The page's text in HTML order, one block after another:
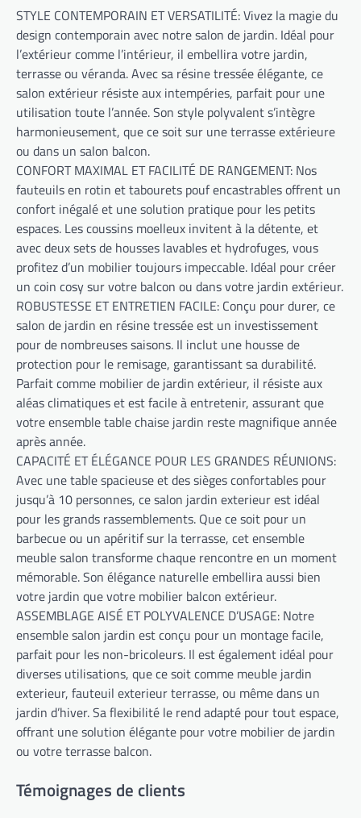
STYLE CONTEMPORAIN ET VERSATILITÉ: Vivez la magie du
design contemporain avec notre salon de jardin. Idéal pour
l’extérieur comme l’intérieur, il embellira votre jardin,
terrasse ou véranda. Avec sa résine tressée élégante, ce
salon extérieur résiste aux intempéries, parfait pour une
utilisation toute l’année. Son style polyvalent s’intègre
harmonieusement, que ce soit sur une terrasse extérieure
ou dans un salon balcon.
CONFORT MAXIMAL ET FACILITÉ DE RANGEMENT: Nos
fauteuils en rotin et tabourets pouf encastrables offrent un
confort inégalé et une solution pratique pour les petits
espaces. Les coussins moelleux invitent à la détente, et
avec deux sets de housses lavables et hydrofuges, vous
profitez d’un mobilier toujours impeccable. Idéal pour créer
un coin cosy sur votre balcon ou dans votre jardin extérieur.
ROBUSTESSE ET ENTRETIEN FACILE: Conçu pour durer, ce
salon de jardin en résine tressée est un investissement
pour de nombreuses saisons. Il inclut une housse de
protection pour le remisage, garantissant sa durabilité.
Parfait comme mobilier de jardin extérieur, il résiste aux
aléas climatiques et est facile à entretenir, assurant que
votre ensemble table chaise jardin reste magnifique année
après année.
CAPACITÉ ET ÉLÉGANCE POUR LES GRANDES RÉUNIONS:
Avec une table spacieuse et des sièges confortables pour
jusqu’à 10 personnes, ce salon jardin exterieur est idéal
pour les grands rassemblements. Que ce soit pour un
barbecue ou un apéritif sur la terrasse, cet ensemble
meuble salon transforme chaque rencontre en un moment
mémorable. Son élégance naturelle embellira aussi bien
votre jardin que votre mobilier balcon extérieur.
ASSEMBLAGE AISÉ ET POLYVALENCE D’USAGE: Notre
ensemble salon jardin est conçu pour un montage facile,
parfait pour les non-bricoleurs. Il est également idéal pour
diverses utilisations, que ce soit comme meuble jardin
exterieur, fauteuil exterieur terrasse, ou même dans un
jardin d’hiver. Sa flexibilité le rend adapté pour tout espace,
offrant une solution élégante pour votre mobilier de jardin
ou votre terrasse balcon.
Témoignages de clients